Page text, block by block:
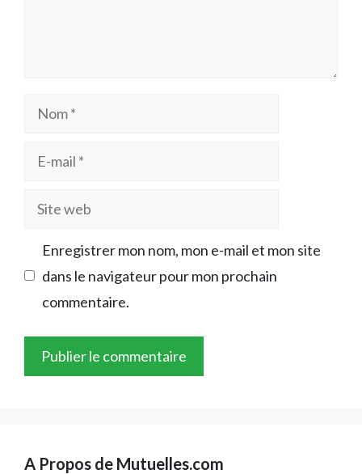
Nom
Site
Enregistrer mon nom, mon e-mail et mon site
dans le navigateur pour mon prochain
commentaire.
A Propos de Mutuelles.com